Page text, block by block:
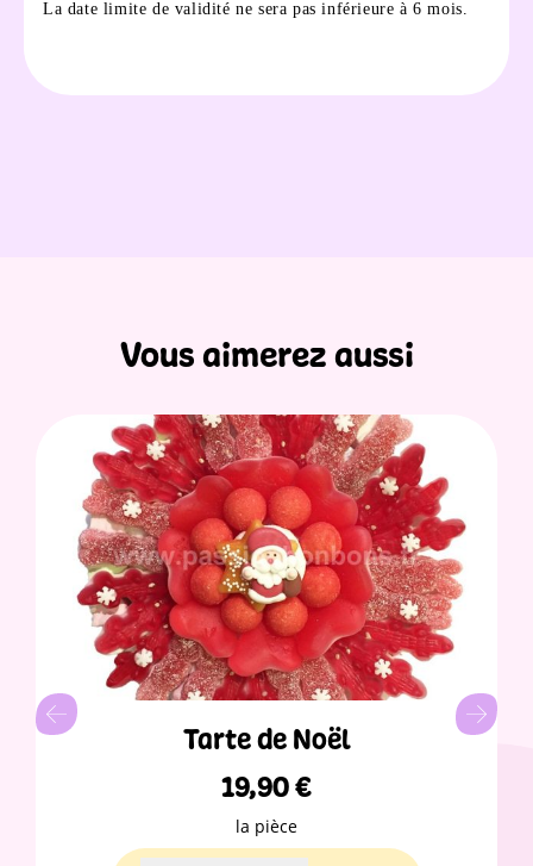
La date limite de validité ne sera pas inférieure à 6 mois.
Vous aimerez aussi
Tarte de Noël
19,90€
la pièce